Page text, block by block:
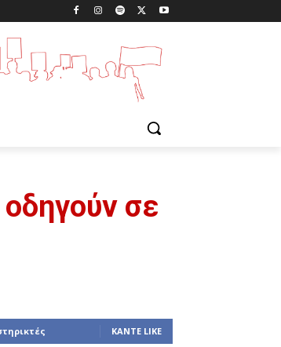
σε
ΚΆΝΤΕ LIKE